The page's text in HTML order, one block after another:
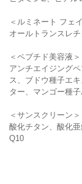
＜ルミネート フェ
オールトランスレ
＜ペプチド美容液＞
アンチエイジング
ス、ブドウ種子エ
ター、マンゴー種
＜サンスクリーン＞
酸化チタン、酸化
Q10